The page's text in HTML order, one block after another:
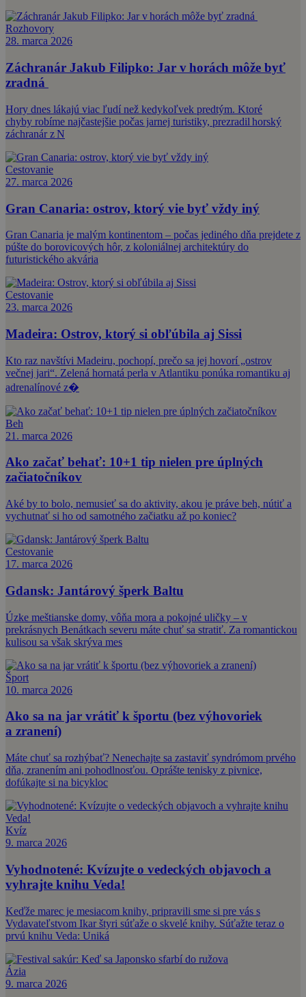
Rozhovory
28. marca 2026
Záchranár Jakub Filipko: Jar v horách môže byť
zradná
Hory dnes lákajú viac ľudí než kedykoľvek predtým. Ktoré
chyby robíme najčastejšie počas jarnej turistiky, prezradil horský
záchranár z N
Cestovanie
27. marca 2026
Gran Canaria: ostrov, ktorý vie byť vždy iný
Gran Canaria je malým kontinentom – počas jediného dňa prejdete z
púšte do borovicových hôr, z koloniálnej architektúry do
futuristického akvária
Cestovanie
23. marca 2026
Madeira: Ostrov, ktorý si obľúbila aj Sissi
Kto raz navštívi Madeiru, pochopí, prečo sa jej hovorí „ostrov
večnej jari“. Zelená hornatá perla v Atlantiku ponúka romantiku aj
adrenalínové z�
Beh
21. marca 2026
Ako začať behať: 10+1 tip nielen pre úplných
začiatočníkov
Aké by to bolo, nemusieť sa do aktivity, akou je práve beh, nútiť a
vychutnať si ho od samotného začiatku až po koniec?
Cestovanie
17. marca 2026
Gdansk: Jantárový šperk Baltu
Úzke meštianske domy, vôňa mora a pokojné uličky – v
prekrásnych Benátkach severu máte chuť sa stratiť. Za romantickou
kulisou sa však skrýva mes
Šport
10. marca 2026
Ako sa na jar vrátiť k športu (bez výhovoriek
a zranení)
Máte chuť sa rozhýbať? Nenechajte sa zastaviť syndrómom prvého
dňa, zranením ani pohodlnosťou. Oprášte tenisky z pivnice,
dofúkajte si na bicykloc
Kvíz
9. marca 2026
Vyhodnotené: Kvízujte o vedeckých objavoch a
vyhrajte knihu Veda!
Keďže marec je mesiacom knihy, pripravili sme si pre vás s
Vydavateľstvom Ikar štyri súťaže o skvelé knihy. Súťažte teraz o
prvú knihu Veda: Uniká
Ázia
9. marca 2026